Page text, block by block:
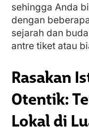
sehingga Anda
dengan
sejarah dan
antre tiket atau
Rasakan
Otentik:
Lokal di